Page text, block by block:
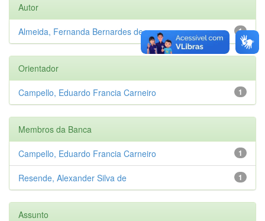
Autor
1
Almeida, Fernanda Bernardes de
Orientador
1
Campello, Eduardo Francia Carneiro
Membros da Banca
1
Campello, Eduardo Francia Carneiro
1
Resende, Alexander Silva de
Assunto